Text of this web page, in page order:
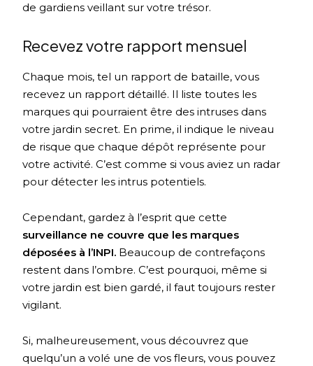
de gardiens veillant sur votre trésor.
Recevez votre rapport mensuel
Chaque mois, tel un rapport de bataille, vous
recevez un rapport détaillé. Il liste toutes les
marques qui pourraient être des intruses dans
votre jardin secret. En prime, il indique le niveau
de risque que chaque dépôt représente pour
votre activité. C’est comme si vous aviez un radar
pour détecter les intrus potentiels.
Cependant, gardez à l’esprit que cette
surveillance ne couvre que les marques
déposées à l’INPI. Beaucoup de contrefaçons
restent dans l’ombre. C’est pourquoi, même si
votre jardin est bien gardé, il faut toujours rester
vigilant.
Si, malheureusement, vous découvrez que
quelqu’un a volé une de vos fleurs, vous pouvez